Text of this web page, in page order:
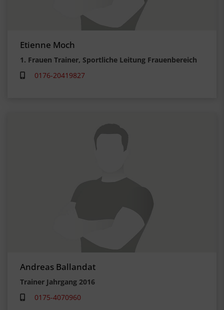
Etienne Moch
1. Frauen Trainer, Sportliche Leitung Frauenbereich
0176-20419827
Andreas Ballandat
Trainer Jahrgang 2016
0175-4070960